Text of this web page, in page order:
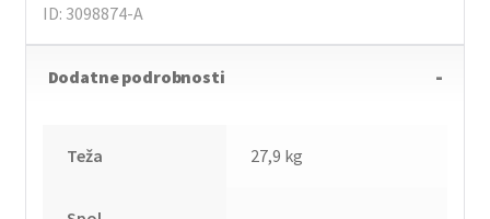
ID: 3098874-A
Dodatne podrobnosti
Teža 27,9 kg